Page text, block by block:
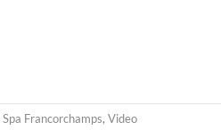
Spa Francorchamps, Video